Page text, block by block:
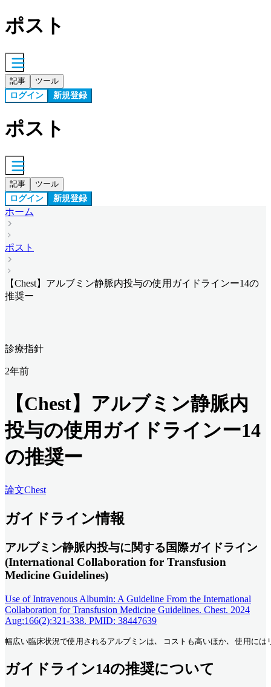
ポスト
記事 ツール
ログイン 新規登録
ポスト
記事 ツール
ログイン 新規登録
ホーム
ポスト
【Chest】アルブミン静脈内投与の使用ガイドラインー14の
推奨ー
診療指針
2年前
【Chest】アルブミン静脈内
投与の使用ガイドラインー14
の推奨ー
論文Chest
ガイドライン情報
アルブミン静脈内投与に関する国際ガイドライン
(International Collaboration for Transfusion
Medicine Guidelines)
Use of Intravenous Albumin: A Guideline From the International
Collaboration for Transfusion Medicine Guidelines. Chest. 2024
Aug;166(2):321-338. PMID: 38447639
幅広い臨床状況で使用されるアルブミンは､ コストも高いほか､ 使用に
ガイドライン14の推奨について